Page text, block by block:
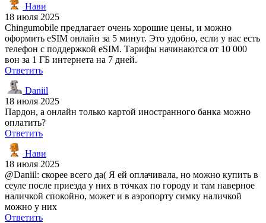
Нави
18 июля 2025
Chingumobile предлагает очень хорошие цены, и можно
оформить eSIM онлайн за 5 минут. Это удобно, если у вас есть
телефон с поддержкой eSIM. Тарифы начинаются от 10 000
вон за 1 ГБ интернета на 7 дней.
Ответить
Daniil
18 июля 2025
Пардон, а онлайн только картой иностранного банка можно
оплатить?
Ответить
Нави
18 июля 2025
@Daniil: скорее всего да( Я ей оплачивала, но можно купить в
сеуле после приезда у них в точках по городу и там наверное
наличкой спокойно, может и в аэропорту симку наличкой
можно у них
Ответить